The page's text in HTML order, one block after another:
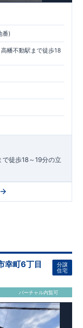
番)
幡不動駅まで徒歩18
徒歩18～19分の立
幸町6丁目
分譲
住宅
バーチャル内覧可